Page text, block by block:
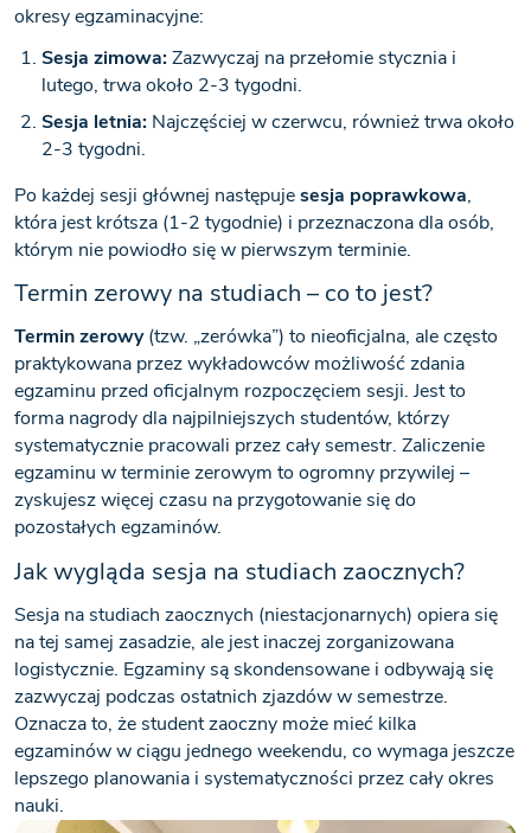
okresy egzaminacyjne:
Sesja zimowa:Zazwyczaj na przełomie stycznia i
lutego, trwa około 2-3 tygodni.
Sesja letnia: Najczęściej w czerwcu, również trwa około
2-3 tygodni.
Po każdej sesji głównej następujesesja poprawkowa,
która jest krótsza (1-2 tygodnie) i przeznaczona dla osób,
którym nie powiodło się w pierwszym terminie.
Termin zerowy na studiach – co to jest?
Termin zerowy(tzw. „zerówka”) to nieoficjalna, ale często
praktykowana przez wykładowców możliwość zdania
egzaminu przed oficjalnym rozpoczęciem sesji. Jest to
forma nagrody dla najpilniejszych studentów, którzy
systematycznie pracowali przez cały semestr. Zaliczenie
egzaminu w terminie zerowym to ogromny przywilej –
zyskujesz więcej czasu na przygotowanie się do
pozostałych egzaminów.
Jak wygląda sesja na studiach zaocznych?
Sesja na studiach zaocznych (niestacjonarnych) opiera się
na tej samej zasadzie, ale jest inaczej zorganizowana
logistycznie. Egzaminy są skondensowane i odbywają się
zazwyczaj podczas ostatnich zjazdów w semestrze.
Oznacza to, że student zaoczny może mieć kilka
egzaminów w ciągu jednego weekendu, co wymaga jeszcze
lepszego planowania i systematyczności przez cały okres
nauki.